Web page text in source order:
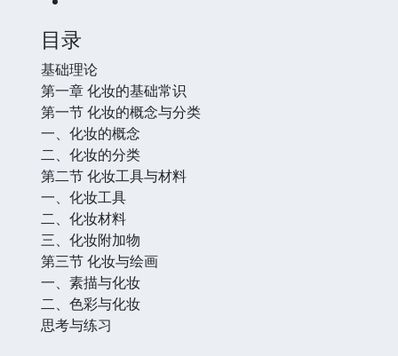
目录
基础理论
第一章 化妆的基础常识
第一节 化妆的概念与分类
一、化妆的概念
二、化妆的分类
第二节 化妆工具与材料
一、化妆工具
二、化妆材料
三、化妆附加物
第三节 化妆与绘画
一、素描与化妆
二、色彩与化妆
思考与练习